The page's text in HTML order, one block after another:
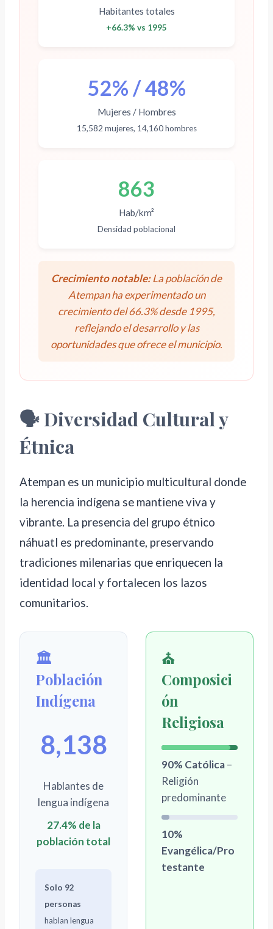
Habitantes totales
+66.3% vs 1995
52% / 48%
Mujeres / Hombres
15,582 mujeres, 14,160 hombres
863
Hab/km²
Densidad poblacional
Crecimiento notable:La población de
Atempan ha experimentado un
crecimiento del 66.3% desde 1995,
reflejando el desarrollo y las
oportunidades que ofrece el municipio.
🗣️ Diversidad Cultural y
Étnica
Atempan es un municipio multicultural donde
la herencia indígena se mantiene viva y
vibrante. La presencia del grupo étnico
náhuatl es predominante, preservando
tradiciones milenarias que enriquecen la
identidad local y fortalecen los lazos
comunitarios.
🏛️
Población
Indígena
8,138
Hablantes de
lengua indígena
27.4% de la
población total
Solo 92
personas
hablan lengua
⛪
Composici
ón
Religiosa
90% Católica–
Religión
predominante
10%
Evangélica/Pro
testante